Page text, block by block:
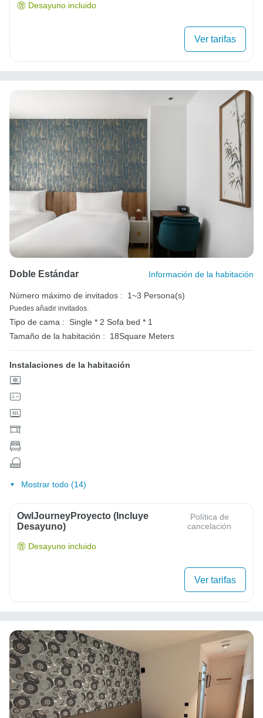
Desayuno incluido
Ver tarifas
Doble Estándar Información de la habitación
Número máximo de invitados : 1~3 Persona(s)
Puedes añadir invitados.
Tipo de cama : Single * 2 Sofa bed * 1
Tamaño de la habitación :
18Square Meters
Instalaciones de la habitación
Mostrar todo (14)
OwlJourneyProyecto (Incluye
Desayuno)
Política de
cancelación
Desayuno incluido
Ver tarifas